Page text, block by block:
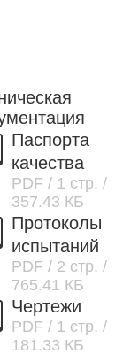
Паспорта
качества
PDF / 1 стр. /
357.43 КБ
Протоколы
испытаний
PDF / 2 стр. /
765.41 КБ
Чертежи
PDF / 1 стр. /
181.33 КБ